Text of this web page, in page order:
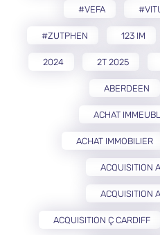
#VEFA
#ZUTPHEN 123 IM
2024 2T 2025
ABERDEEN
ACHAT
ACHAT IMMOBILIER
ACQUISITION
ACQUISITION
ACQUISITION Ç CARDIFF